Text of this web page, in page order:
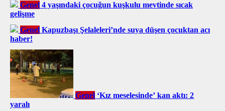
Genel 4 yaşındaki çocuğun kuşkulu mevtinde sıcak
gelişme
Genel Kapuzbaşı Şelaleleri’nde suya düşen çocuktan acı
haber!
Genel ‘Kız meselesinde’ kan aktı: 2
yaralı